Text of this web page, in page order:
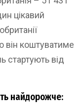
цікавий
він коштуватиме
стартують від
найдорожче: